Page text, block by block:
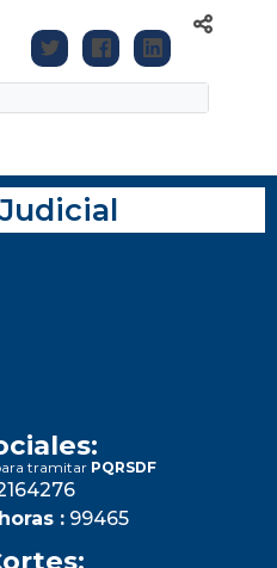
tramitar PQRSDF
: 99465